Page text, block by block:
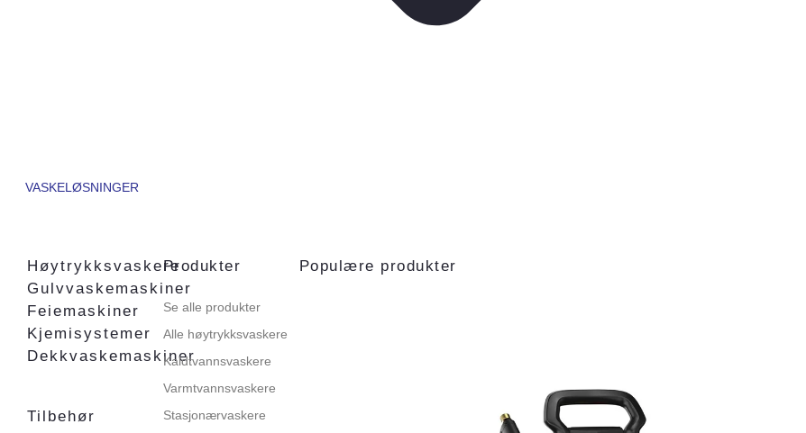
VASKELØSNINGER
Høytrykksvaskere
Gulvvaskemaskiner
Feiemaskiner
Kjemisystemer
Dekkvaskemaskiner
Tilbehør
Produkter
Se alle produkter
Alle høytrykksvaskere
Kaldtvannsvaskere
Varmtvannsvaskere
Stasjonærvaskere
Populære produkter